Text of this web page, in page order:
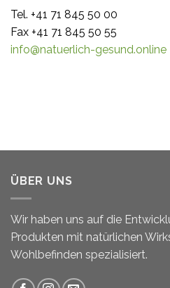
Tel. +41 71 845 50 00
Fax +41 71 845 50 55
info@natuerlich-gesund.online
ÜBER UNS
Wir haben uns auf die
Produkten mit natürlichen
Wohlbefinden spezialisiert.